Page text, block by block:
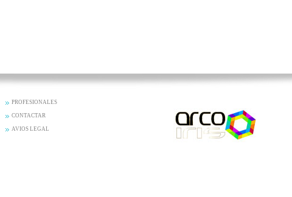
PROFESIONALES
CONTACTAR
AVIOS LEGAL